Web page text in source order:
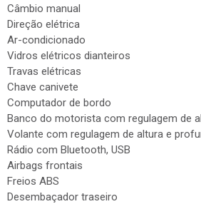
Câmbio manual
Direção elétrica
Ar-condicionado
Vidros elétricos dianteiros
Travas elétricas
Chave canivete
Computador de bordo
Banco do motorista com regulagem de
Volante com regulagem de altura e
Rádio com Bluetooth, USB
Airbags frontais
Freios ABS
Desembaçador traseiro